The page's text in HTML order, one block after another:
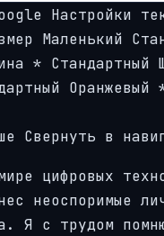
Настройки
Маленький
* Стандартный
Оранжевый
Свернуть в
цифровых
неоспоримые
Я с трудом